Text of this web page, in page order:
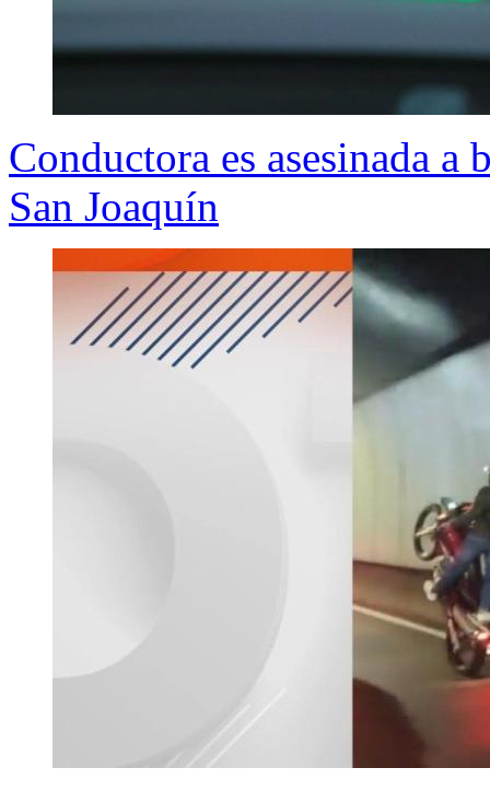
Conductora es asesinada a
San Joaquín